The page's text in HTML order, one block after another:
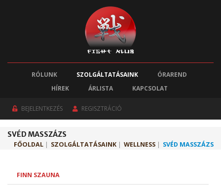
RÓLUNK SZOLGÁLTATÁSAINK
ÓRAREND
HÍREK
ÁRLISTA KAPCSOLAT
BEJELENTKEZÉS REGISZTRÁCIÓ
SVÉD MASSZÁZS
FŐOLDAL | SZOLGÁLTATÁSAINK | WELLNESS | SVÉD MASSZÁZS
FINN SZAUNA